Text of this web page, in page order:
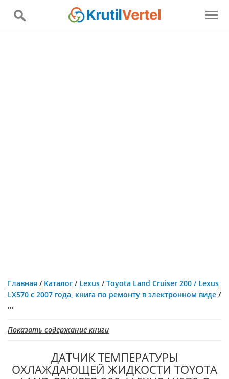
Главная / Каталог / Lexus /Toyota Land Cruiser 200 / Lexus
LX570 с 2007 года, книга по ремонту в электронном виде /
...
Показать содержание книги
ДАТЧИК ТЕМПЕРАТУРЫ
ОХЛАЖДАЮЩЕЙ ЖИДКОСТИ TOYOTA